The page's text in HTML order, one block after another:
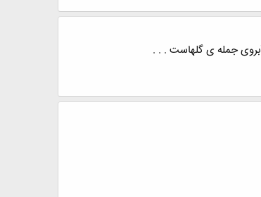
جمله ی گلهاست . . .